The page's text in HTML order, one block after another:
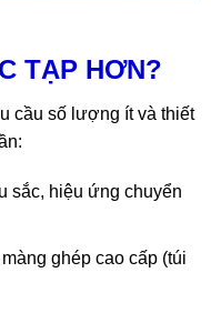
TẠP HƠN?
cầu số lượng ít và thiết
sắc, hiệu ứng chuyển
ghép cao cấp (túi